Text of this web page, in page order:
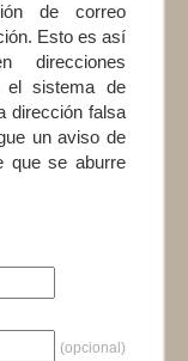
de correo
Esto es así
direcciones
el sistema de
dirección falsa
un aviso de
que se aburre
(opcional)